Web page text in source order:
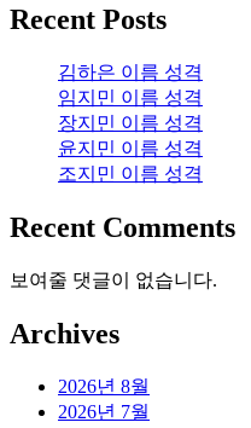
Recent Posts
김하은 이름 성격
임지민 이름 성격
장지민 이름 성격
윤지민 이름 성격
조지민 이름 성격
Recent Comments
보여줄 댓글이 없습니다.
Archives
2026년 8월
2026년 7월